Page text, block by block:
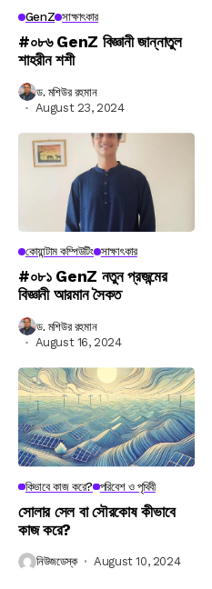
GenZ সাক্ষাৎকার
#০৮৬ GenZ বিজ্ঞানী জান্নাতুল
শাহরীন শশী
ড. মশিউর রহমান
August 23, 2024
কোয়ান্টাম কম্পিউটিং সাক্ষাৎকার
#০৮১ GenZ নতুন প্রজন্মের
বিজ্ঞানী আরমান সৈকত
ড. মশিউর রহমান
August 16, 2024
কিভাবে কাজ করে? পরিবেশ ও পৃথিবী
সোলার সেল বা সৌরকোষ কীভাবে
কাজ করে?
নিউজডেস্ক August 10, 2024